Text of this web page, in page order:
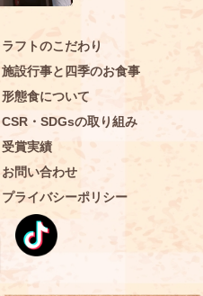
SITE CONTENTS
ラフトのこだわり
施設行事と四季のお食事
形態食について
CSR・SDGsの取り組み
受賞実績
お問い合わせ
プライバシーポリシー